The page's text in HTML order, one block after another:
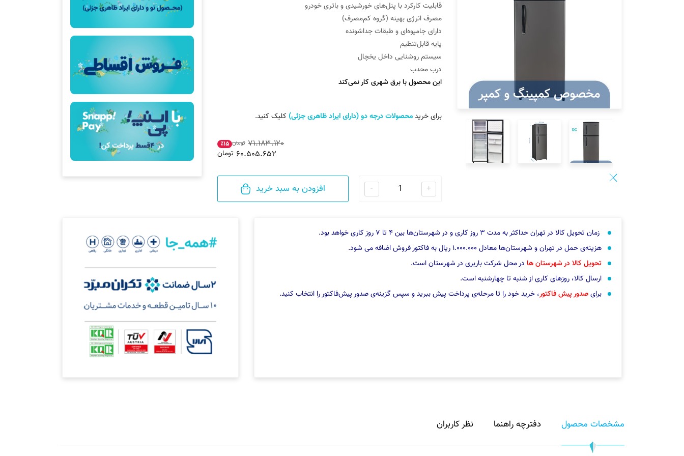
قابلیت کارکرد با پنل‌های خورشیدی و باتری خودرو
مصرف انرژی بهینه (گروه کم‌مصرف)
دارای جامیوه‌ای و طبقات جداشونده
پایه قابل‌تنظیم
سیستم روشنایی داخل یخچال
درب محدب
این محصول با برق شهری کار نمی‌کند
برای خریدمحصولات درجه دو (دارای ایراد ظاهری جزئی) کلیک کنید.
۷۱.۱۸۳.۱۲۰ تومان ٪۱۵
۶۰.۵۰۵.۶۵۲ تومان
+
- افزودن به سبد خرید
زمان تحویل کالا در تهران حداکثر به مدت ۳ روز کاری و در شهرستان‌ها بین ۴ تا ۷ روز کاری خواهد بود.
هزینه‌ی حمل در تهران و شهرستان‌ها معادل ۱.۰۰۰.۰۰۰ ریال به فاکتور فروش اضافه می شود.
تحویل کالا در شهرستان ها در محل شرکت باربری در شهرستان است.
ارسال کالا، روزهای کاری از شنبه تا چهارشنبه است.
برایصدور پیش فاکتور، خرید خود را تا مرحله‌ی پرداخت پیش ببرید و سپس گزینه‌ی صدور پیش‌فاکتور را انتخاب کنید.
مشخصات محصول دفترچه راهنما نظر کاربران